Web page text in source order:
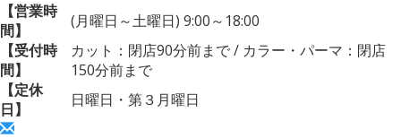
【営業時
間】
(月曜日～土曜日) 9:00～18:00
【受付時
間】
カット：閉店90分前まで / カラー・パーマ：閉店
150分前まで
【定休
日】
日曜日・第３月曜日